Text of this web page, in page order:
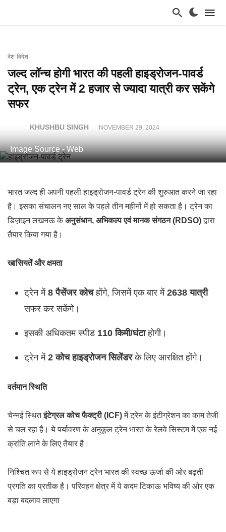
देश-विदेश
जल्द लॉन्च होगी भारत की पहली हाइड्रोजन-पावर्ड
ट्रेन, एक ट्रेन में 2 हजार से ज्यादा यात्री कर सकेंगे
सफर
KHUSHBU SINGH NOVEMBER 29, 2024
Image Source - Web
भारत जल्द ही अपनी पहली हाइड्रोजन-पावर्ड ट्रेन की शुरुआत करने जा रहा
है। इसका संचालन नए साल के पहले तीन महीनों में हो सकता है। ट्रेन का
डिज़ाइन लखनऊ के अनुसंधान, अभिकल्प एवं मानक संगठन (RDSO)द्वारा
तैयार किया गया है।
खासियतें और क्षमता
ट्रेन में8 पैसेंजर कोचहोंगे, जिसमें एक बार में2638 यात्री
सफर कर सकेंगे।
इसकी अधिकतम स्पीड 110 किमी/घंटाहोगी।
ट्रेन में2 कोच हाइड्रोजन सिलेंडरके लिए आरक्षित होंगे।
वर्तमान स्थिति
चेन्नई स्थितइंटेग्रल कोच फैक्ट्री (ICF)में ट्रेन के इंटीग्रेशन का काम तेजी
से चल रहा है। ये पर्यावरण के अनुकूल ट्रेन भारत के रेलवे सिस्टम में एक नई
क्रांति लाने के लिए तैयार है।
निश्चित रूप से ये हाइड्रोजन ट्रेन भारत की स्वच्छ ऊर्जा की ओर बढ़ती
प्रगति का प्रतीक है। परिवहन क्षेत्र में ये कदम टिकाऊ भविष्य की ओर एक
बड़ा बदलाव लाएगा